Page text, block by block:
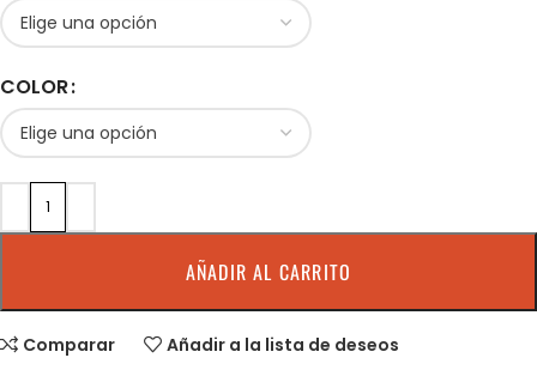
COLOR
AÑADIR AL CARRITO
Comparar Añadir a la lista de deseos